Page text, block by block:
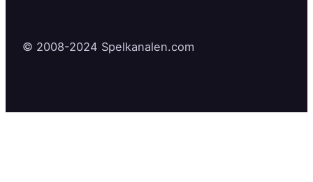
© 2008-2024 Spelkanalen.com